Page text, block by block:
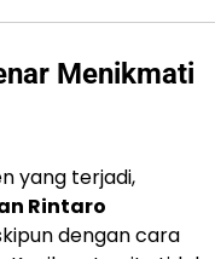
Menikmati
yang terjadi,
Rintaro
dengan cara